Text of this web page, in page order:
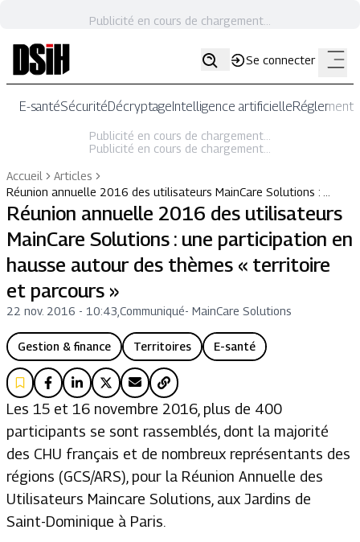
Publicité en cours de chargement...
Se connecter
E-santéSécuritéDécryptageIntelligence artificielle
Publicité en cours de chargement...
Publicité en cours de chargement...
Accueil
Articles
Réunion annuelle 2016 des utilisateurs MainCare Solutions : …
Réunion annuelle 2016 des utilisateurs
MainCare Solutions : une participation en
hausse autour des thèmes « territoire
et parcours »
22 nov. 2016 - 10:43 Communiqué- MainCare Solutions
Gestion & finance Territoires E-santé
Les 15 et 16 novembre 2016, plus de 400
participants se sont rassemblés, dont la majorité
des CHU français et de nombreux représentants des
régions (GCS/ARS), pour la Réunion Annuelle des
Utilisateurs Maincare Solutions, aux Jardins de
Saint-Dominique à Paris.